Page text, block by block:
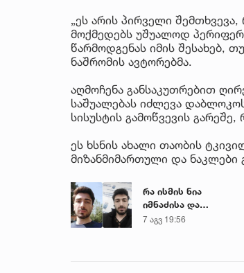
„ეს არის პირველი
მოქმედებს უშუალოდ
წარმოდგენას იმის შესახებ,
ნაშრომის ავტორებმა.
აღმოჩენა განსაკუთრებით
საშუალებას იძლევა
სისუსტის გამოწვევის
ეს ხსნის ახალი თაობის
მიზანმიმართული და
რა ისმის ნია
იმნაძისა და
მამამისის ფარული
7 აგვ 19:56